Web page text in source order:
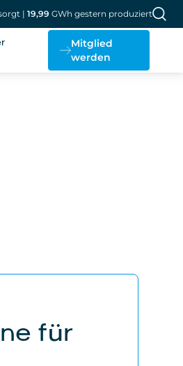
| 19,99 GWh gestern produziert
Mitglied
werden
für